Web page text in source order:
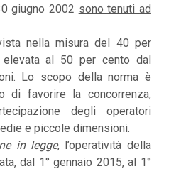
giugno 2002 sono tenuti ad
nella misura del 40 per
al 50 per cento dal
Lo scopo della norma è
di favorire la concorrenza,
degli operatori
e piccole dimensioni.
in legge, l’operatività della
dal 1° gennaio 2015, al 1°